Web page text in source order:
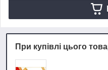
При купівлі цього